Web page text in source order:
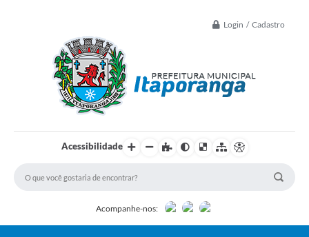
Login / Cadastro
Acessibilidade
Acompanhe-nos: